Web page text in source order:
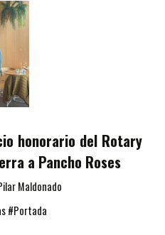
honorario del Rotary
a Pancho Roses
Maldonado
#Portada